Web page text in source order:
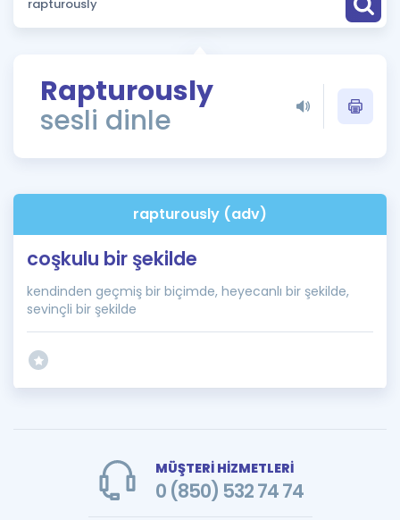
Puan Hesaplama
ÖSYM Sınav Takvimi
Kampanyalar
İngilizce Gramer
Rapturously
sesli dinle
rapturously (adv)
coşkulu bir şekilde
kendinden geçmiş bir biçimde, heyecanlı bir şekilde,
sevinçli bir şekilde
MÜŞTERİ HİZMETLERİ
0 (850) 532 74 74